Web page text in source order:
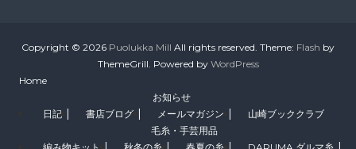
Copyright © 2026 Puolukka Mill All rights reserved. Theme: Flash by
ThemeGrill. Powered by WordPress
Home
お知らせ
日記
書店ブログ メールマガジン
山崎ブッククラブ
毛糸・手芸用品